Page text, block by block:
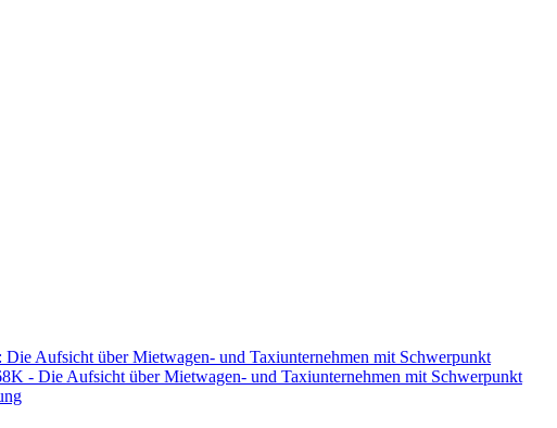
Die Aufsicht über Mietwagen- und Taxiunternehmen mit Schwerpunkt
- Die Aufsicht über Mietwagen- und Taxiunternehmen mit Schwerpunkt